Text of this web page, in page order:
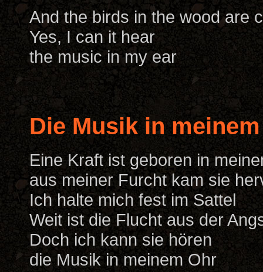
And the birds in the wood are
Yes, I can it hear
the music in my ear
Die Musik in
Eine Kraft ist geboren in
aus meiner Furcht kam sie
Ich halte mich fest im Sattel
Weit ist die Flucht aus der
Doch ich kann sie hören
die Musik in meinem Ohr